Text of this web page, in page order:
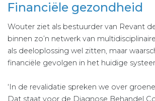
Financiële gezondheid
Wouter ziet als bestuurder van Revant
binnen zo’n netwerk van
als deeloplossing wel zitten, maar
financiële gevolgen in het huidige
‘In de revalidatie spreken we over
Dat staat voor de Diagnose Behandel